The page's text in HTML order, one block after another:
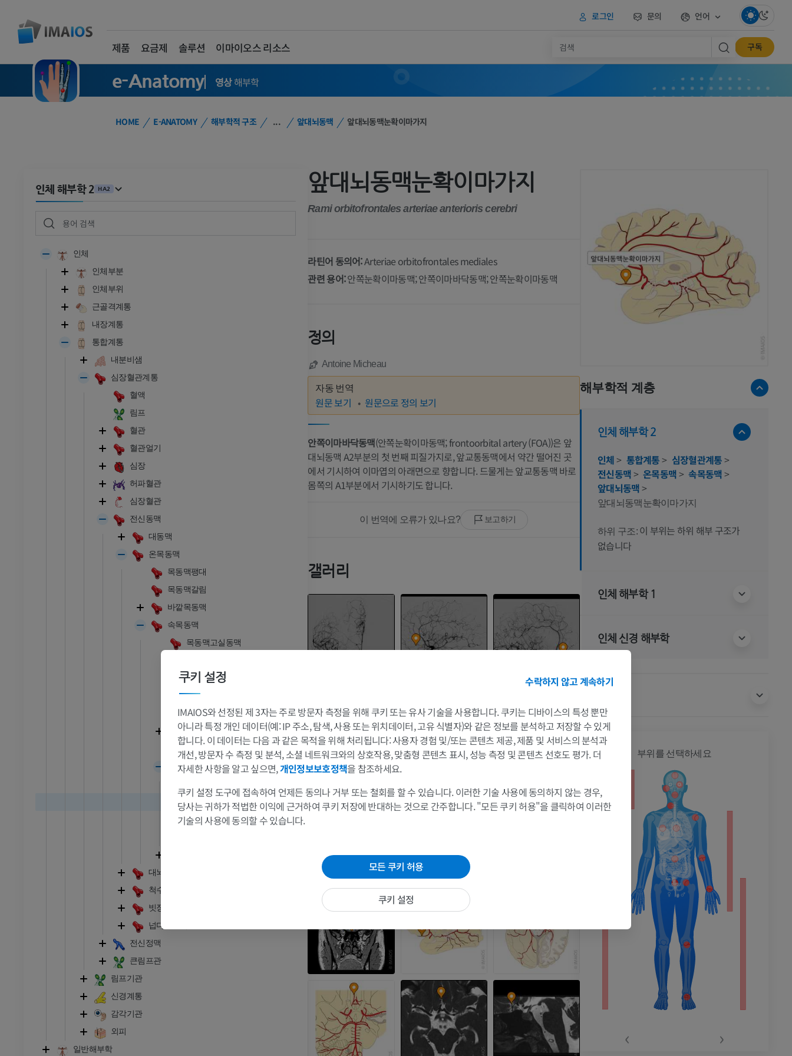
로그인 문의 언어
제품 요금제 솔루션 이마이오스 리소스 구독
e-Anatomy 영상해부학
HOME E-ANATOMY 해부학적 구조 ... 앞대뇌동맥 앞대뇌동맥눈확이마가지
인체 해부학 2 HA2
인체
인체부분
인체부위
근골격계통
내장계통
통합계통
내분비샘
심장혈관계통
혈액
림프
혈관
혈관얼기
심장
허파혈관
심장혈관
전신동맥
대동맥
온목동맥
목동맥팽대
목동맥갈림
바깥목동맥
속목동맥
목동맥고실동맥
속목동맥뇌막가지
아래뇌하수체동맥
위뇌하수체동맥
눈동맥
앞맥락동맥
앞대뇌동맥
앞대뇌동맥눈확이마가지
뇌들보주변동맥
대뇌동맥고리
척수동맥
빗장밑동맥
넙다리동맥
전신정맥
큰림프관
림프기관
신경계통
감각기관
외피
일반해부학
앞대뇌동맥눈확이마가지
Rami orbitofrontales arteriae anterioris cerebri
라틴어 동의어:Arteriae orbitofrontales mediales
관련 용어:안쪽눈확이마동맥; 안쪽이마바닥동맥; 안쪽눈확이마동맥
정의
Antoine Micheau
자동 번역
원문 보기 원문으로 정의 보기
안쪽이마바닥동맥(안쪽눈확이마동맥; frontoorbital artery (FOA))은 앞
대뇌동맥 A2부분의 첫 번째 피질가지로, 앞교통동맥에서 약간 떨어진 곳
에서 기시하여 이마엽의 아래면으로 향합니다. 드물게는 앞교통동맥 바로
몸쪽의 A1부분에서 기시하기도 합니다.
이 번역에 오류가 있나요? 보고하기
갤러리
해부학적 계층
인체 해부학 2
인체> 통합계통> 심장혈관계통>
전신동맥> 온목동맥> 속목동맥>
앞대뇌동맥>
앞대뇌동맥눈확이마가지
하위 구조: 이 부위는 하위 해부 구조가
없습니다
인체 해부학 1
인체 신경 해부학
프리미엄
다리 MRI
MRI
프리미엄
방사선 사진
팔
MRI
프리미엄
프리미엄
손목 MRI
프리미엄
팔꿈치 MRI
프리미엄
손 MRI
MRI
다리
삽화
프리미엄
프리미엄
MRI
프리미엄
무릎 MRI
MRI
부위를 선택하세요
‹ ›
쿠키 설정 수락하지 않고 계속하기
IMAIOS와 선정된 제 3자는 주로 방문자 측정을 위해 쿠키 또는 유사 기술을 사용합니다. 쿠키는 디바이스의 특성 뿐만
아니라 특정 개인 데이터(예: IP 주소, 탐색, 사용 또는 위치데이터, 고유 식별자)와 같은 정보를 분석하고 저장할 수 있게
합니다. 이 데이터는 다음 과 같은 목적을 위해 처리됩니다: 사용자 경험 및/또는 콘텐츠 제공, 제품 및 서비스의 분석과
개선, 방문자 수 측정 및 분석, 소셜 네트워크와의 상호작용, 맞춤형 콘텐츠 표시, 성능 측정 및 콘텐츠 선호도 평가. 더
자세한 사항을 알고 싶으면,개인정보보호정책을 참조하세요.
쿠키 설정 도구에 접속하여 언제든 동의나 거부 또는 철회를 할 수 있습니다. 이러한 기술 사용에 동의하지 않는 경우,
당사는 귀하가 적법한 이익에 근거하여 쿠키 저장에 반대하는 것으로 간주합니다. "모든 쿠키 허용"을 클릭하여 이러한
기술의 사용에 동의할 수 있습니다.
모든 쿠키 허용
쿠키 설정